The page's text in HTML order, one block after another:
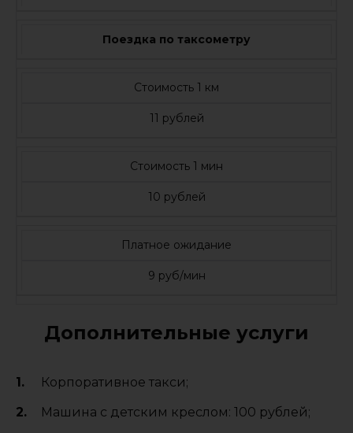
Поездка по таксометру
Стоимость 1 км
11 рублей
Стоимость 1 мин
10 рублей
Платное ожидание
9 руб/мин
Дополнительные услуги
Корпоративное такси;
Машина с детским креслом: 100 рублей;